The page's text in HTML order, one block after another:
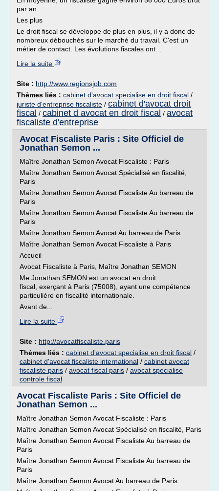
par an.
Les plus
Le droit fiscal se développe de plus en plus, il y a donc de
nombreux débouchés sur le marché du travail. C'est un
métier de contact. Les évolutions fiscales ont...
Lire la suite
Site : http://www.regionsjob.com
Thèmes liés : cabinet d'avocat specialise en droit fiscal /
juriste d'entreprise fiscaliste / cabinet d'avocat droit
fiscal / cabinet d avocat en droit fiscal / avocat
fiscaliste d'entreprise
Avocat Fiscaliste Paris : Site Officiel de
Jonathan Semon ...
Maître Jonathan Semon Avocat Fiscaliste : Paris
Maître Jonathan Semon Avocat Spécialisé en fiscalité,
Paris
Maître Jonathan Semon Avocat Fiscaliste Au barreau de
Paris
Maître Jonathan Semon Avocat Fiscaliste Au barreau de
Paris
Maître Jonathan Semon Avocat Au barreau de Paris
Maître Jonathan Semon Avocat Fiscaliste à Paris
Accueil
Avocat Fiscaliste à Paris, Maître Jonathan SEMON
Me Jonathan SEMON est un avocat en droit
fiscal, exerçant à Paris (75008), ayant une compétence
particulière en fiscalité internationale.
Avant de...
Lire la suite
Site : http://avocatfiscaliste.paris
Thèmes liés : cabinet d'avocat specialise en droit fiscal /
cabinet d'avocat fiscaliste international / cabinet avocat
fiscaliste paris / avocat fiscal paris / avocat specialise
controle fiscal
Avocat Fiscaliste Paris : Site Officiel de
Jonathan Semon ...
Maître Jonathan Semon Avocat Fiscaliste : Paris
Maître Jonathan Semon Avocat Spécialisé en fiscalité, Paris
Maître Jonathan Semon Avocat Fiscaliste Au barreau de
Paris
Maître Jonathan Semon Avocat Fiscaliste Au barreau de
Paris
Maître Jonathan Semon Avocat Au barreau de Paris